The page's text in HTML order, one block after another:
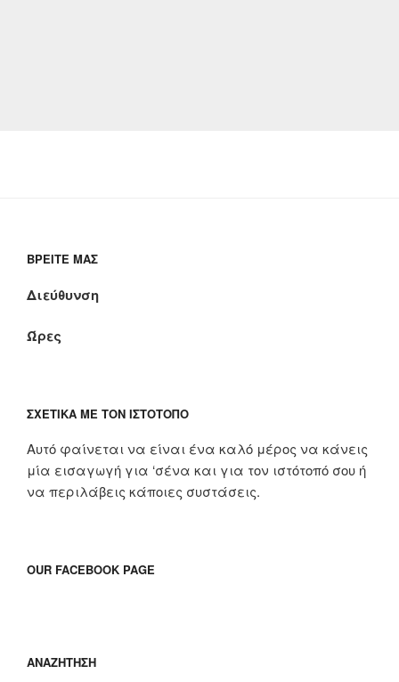
ΒΡΕΊΤΕ ΜΑΣ
Διεύθυνση
Ώρες
ΣΧΕΤΙΚΆ ΜΕ ΤΟΝ ΙΣΤΌΤΟΠΟ
Αυτό φαίνεται να είναι ένα καλό μέρος να κάνεις
μία εισαγωγή για ‘σένα και για τον ιστότοπό σου ή
να περιλάβεις κάποιες συστάσεις.
OUR FACEBOOK PAGE
ΑΝΑΖΉΤΗΣΗ